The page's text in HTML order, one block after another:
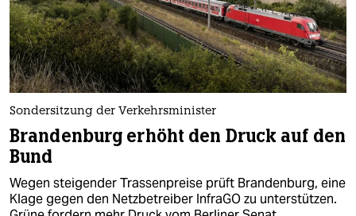
Sondersitzung der Verkehrsminister
Brandenburg erhöht den Druck auf den
Bund
Wegen steigender Trassenpreise prüft Brandenburg, eine
Klage gegen den Netzbetreiber InfraGO zu unterstützen.